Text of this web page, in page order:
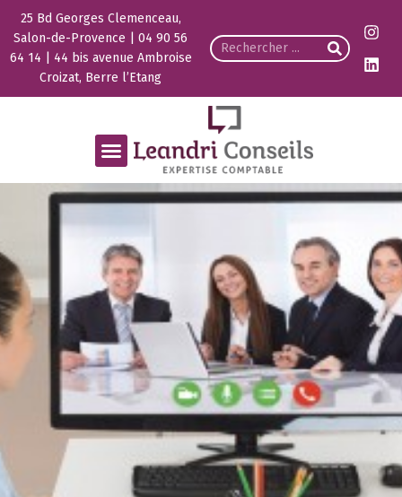
25 Bd Georges Clemenceau,
Salon-de-Provence | 04 90 56
64 14 | 44 bis avenue Ambroise
Croizat, Berre l’Etang